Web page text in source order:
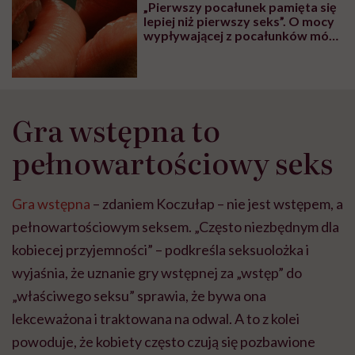
wyobraźni"
„Pierwszy pocałunek pamięta się
lepiej niż pierwszy seks”. O mocy
wypływającej z pocałunków mówi
Gra wstępna to
pełnowartościowy seks
Gra wstępna – zdaniem Koczułap – nie jest wstępem, a
pełnowartościowym seksem. „Często niezbędnym dla
kobiecej przyjemności” – podkreśla seksuolożka i
wyjaśnia, że uznanie gry wstępnej za „wstęp” do
„właściwego seksu” sprawia, że bywa ona
lekceważona i traktowana na odwal. A to z kolei
powoduje, że kobiety często czują się pozbawione